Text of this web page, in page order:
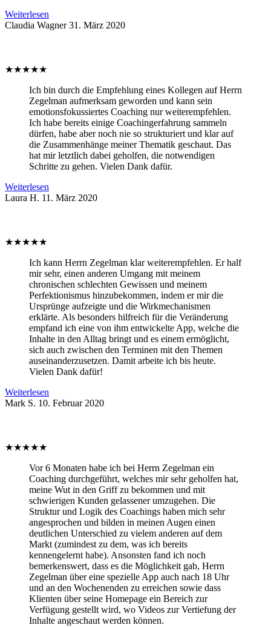
Weiterlesen
Claudia Wagner 31. März 2020
★★★★★
Ich bin durch die Empfehlung eines Kollegen auf Herrn
Zegelman aufmerksam geworden und kann sein
emotionsfokussiertes Coaching nur weiterempfehlen.
Ich habe bereits einige Coachingerfahrung sammeln
dürfen, habe aber noch nie so strukturiert und klar auf
die Zusammenhänge meiner Thematik geschaut. Das
hat mir letztlich dabei geholfen, die notwendigen
Schritte zu gehen. Vielen Dank dafür.
Weiterlesen
Laura H. 11. März 2020
★★★★★
Ich kann Herrn Zegelman klar weiterempfehlen. Er half
mir sehr, einen anderen Umgang mit meinem
chronischen schlechten Gewissen und meinem
Perfektionismus hinzubekommen, indem er mir die
Ursprünge aufzeigte und die Wirkmechanismen
erklärte. Als besonders hilfreich für die Veränderung
empfand ich eine von ihm entwickelte App, welche die
Inhalte in den Alltag bringt und es einem ermöglicht,
sich auch zwischen den Terminen mit den Themen
auseinanderzusetzen. Damit arbeite ich bis heute.
Vielen Dank dafür!
Weiterlesen
Mark S. 10. Februar 2020
★★★★★
Vor 6 Monaten habe ich bei Herrn Zegelman ein
Coaching durchgeführt, welches mir sehr geholfen hat,
meine Wut in den Griff zu bekommen und mit
schwierigen Kunden gelassener umzugehen. Die
Struktur und Logik des Coachings haben mich sehr
angesprochen und bilden in meinen Augen einen
deutlichen Unterschied zu vielem anderen auf dem
Markt (zumindest zu dem, was ich bereits
kennengelernt habe). Ansonsten fand ich noch
bemerkenswert, dass es die Möglichkeit gab, Herrn
Zegelman über eine spezielle App auch nach 18 Uhr
und an den Wochenenden zu erreichen sowie dass
Klienten über seine Homepage ein Bereich zur
Verfügung gestellt wird, wo Videos zur Vertiefung der
Inhalte angeschaut werden können.